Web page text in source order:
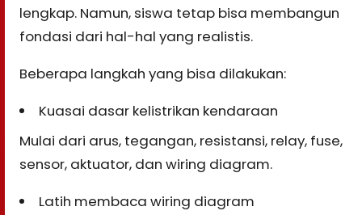
lengkap. Namun, siswa tetap bisa membangun
fondasi dari hal-hal yang realistis.
Beberapa langkah yang bisa dilakukan:
Kuasai dasar kelistrikan kendaraan
Mulai dari arus, tegangan, resistansi, relay, fuse,
sensor, aktuator, dan wiring diagram.
Latih membaca wiring diagram